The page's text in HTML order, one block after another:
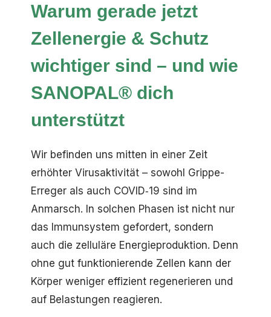
2
Warum gerade jetzt
Zellenergie & Schutz
wichtiger sind – und wie
SANOPAL® dich
unterstützt
Wir befinden uns mitten in einer Zeit
erhöhter Virusaktivität – sowohl Grippe-
Erreger als auch COVID‑19 sind im
Anmarsch. In solchen Phasen ist nicht nur
das Immunsystem gefordert, sondern
auch die zelluläre Energieproduktion. Denn
ohne gut funktionierende Zellen kann der
Körper weniger effizient regenerieren und
auf Belastungen reagieren.